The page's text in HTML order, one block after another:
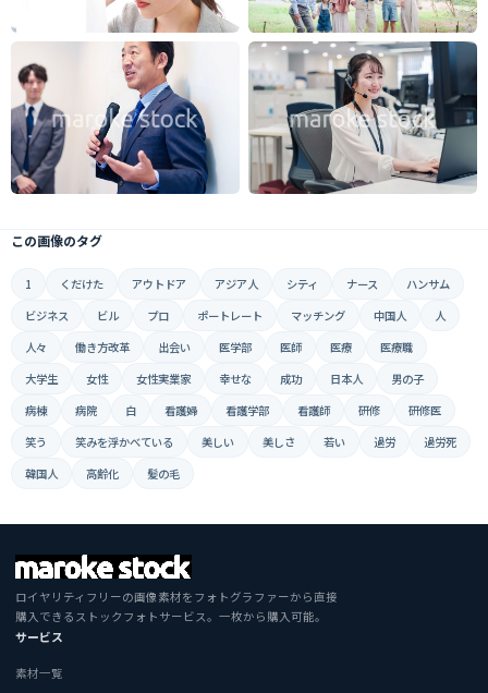
この画像のタグ
1 くだけた アウトドア アジア人 シティ ナース
ハンサム
ビジネス
ビル プロ ポートレート マッチング 中国人
人
人々
働き方改革 出会い 医学部 医師 医療
医療職
大学生
女性 女性実業家 幸せな 成功 日本人
男の子
病棟
病院 白 看護婦 看護学部 看護師 研修
研修医
笑う
笑みを浮かべている 美しい 美しさ 若い 過労
過労死
韓国人
高齢化 髪の毛
ロイヤリティフリーの画像素材をフォトグラファーから直接
購入できるストックフォトサービス。一枚から購入可能。
サービス
素材一覧